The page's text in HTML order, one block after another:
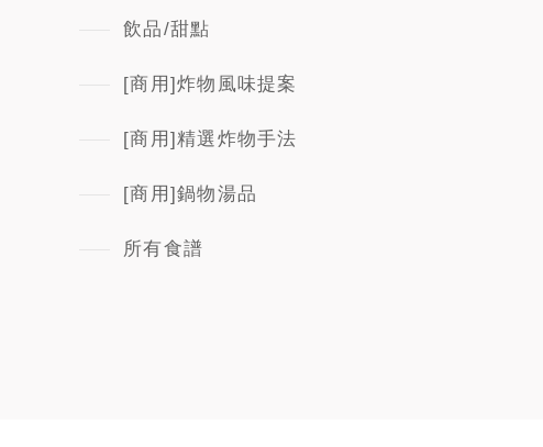
飲品/甜點
[商用]炸物風味提案
[商用]精選炸物手法
[商用]鍋物湯品
所有食譜